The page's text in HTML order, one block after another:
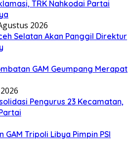
TRK Nahkodai Partai
2026
Selatan Akan Panggil Direktur
GAM Geumpang Merapat
Pengurus 23 Kecamatan,
GAM Tripoli Libya Pimpin PSI